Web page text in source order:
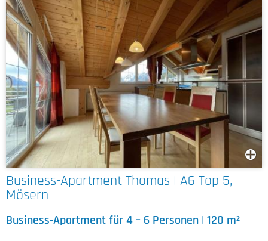
Business-Apartment Thomas | A6 Top 5,
Mösern
Business-Apartment für 4 – 6 Personen | 120 m²